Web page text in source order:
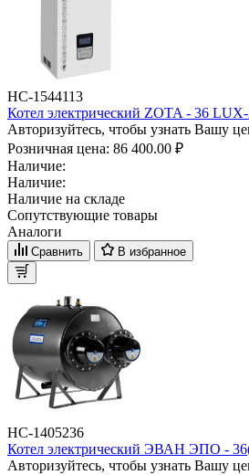
НС-1544113
Котел электрический ZOTA - 36
Авторизуйтесь, чтобы узнать Вашу
Розничная цена: 86 400.00 ₽
Наличие:
Наличие:
Наличие на складе
Сопутствующие товары
Аналоги
Сравнить В избранное
НС-1405236
Котел электрический ЭВАН ЭПО -
Авторизуйтесь, чтобы узнать Вашу